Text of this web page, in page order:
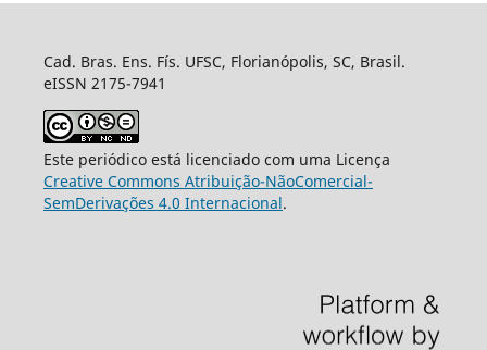
Cad. Bras. Ens. Fís. UFSC, Florianópolis, SC, Brasil.
eISSN 2175-7941
Este periódico está licenciado com uma Licença
Creative Commons Atribuição-NãoComercial-
SemDerivações 4.0 Internacional.